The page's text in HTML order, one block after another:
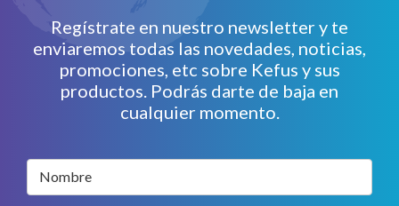
Regístrate en nuestro newsletter y te
enviaremos todas las novedades, noticias,
promociones, etc sobre Kefus y sus
productos. Podrás darte de baja en
cualquier momento.
Nombre